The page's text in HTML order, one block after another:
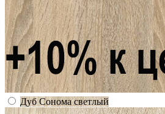
Дуб Сонома светлый